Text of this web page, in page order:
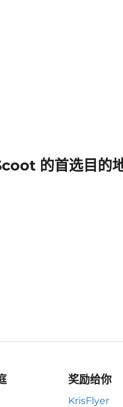
的首选目的
奖励给你
KrisFlyer